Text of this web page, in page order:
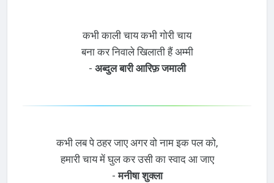
कभी काली चाय कभी गोरी चाय
बना कर निवाले खिलाती हैं अम्मी
- अब्दुल बारी आरिफ़ जमाली
कभी लब पे ठहर जाए अगर वो नाम इक पल को,
हमारी चाय में घुल कर उसी का स्वाद आ जाए
-मनीषा शुक्ला